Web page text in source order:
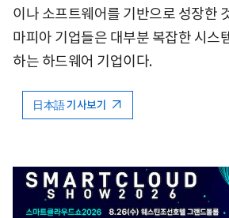
이나 소프트웨어를 기반으로 성장한
마피아 기업들은 대부분 복잡한 시스
하는 하드웨어 기업이다.
日本語 기사보기